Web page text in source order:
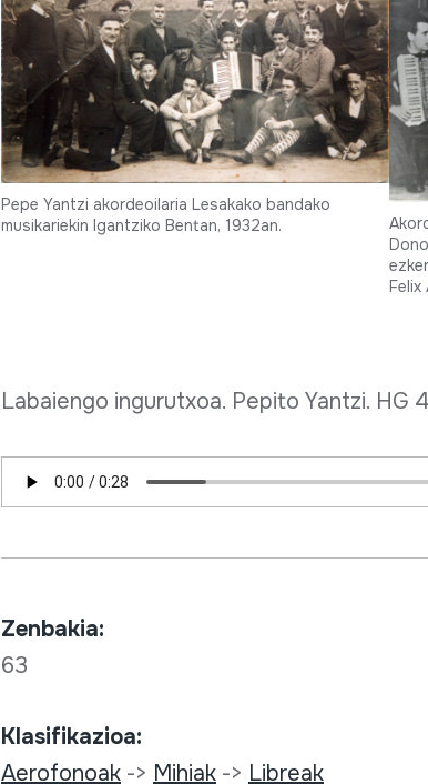
Pepe Yantzi akordeoilaria Lesakako bandako
musikariekin Igantziko Bentan, 1932an.
Labaiengo ingurutxoa. Pepito Yantzi. HG
Zenbakia:
63
Klasifikazioa:
Aerofonoak-> Mihiak-> Libreak